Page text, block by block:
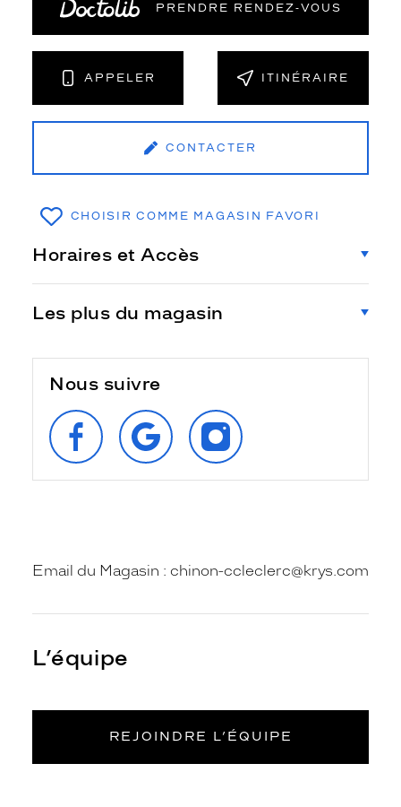
PRENDRE RENDEZ‑VOUS
APPELER ITINÉRAIRE
CONTACTER
CHOISIR COMME MAGASIN FAVORI
Horaires et Accès
Les plus du magasin
Nous suivre
SUIVEZ‑NOUS
SUR
FACEBOOK
RETROUVEZ‑NOUS
SUR
GOOGLE
SUIVEZ‑NOUS
SUR
INSTAGRAM
Email du Magasin : chinon-ccleclerc@krys.com
L’équipe
REJOINDRE L’ÉQUIPE